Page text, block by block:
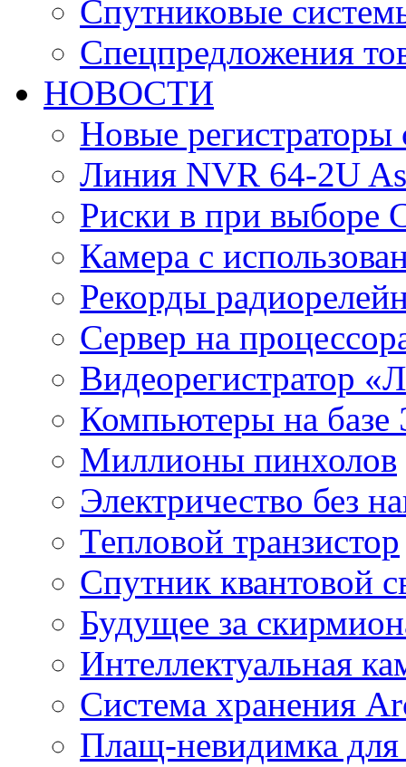
Спутниковые
Спецпредложения
НОВОСТИ
Новые регистраторы
Линия NVR 64-2U
Риски в при выборе
Камера с
Рекорды
Сервер на
Видеорегистратор
Компьютеры на базе
Миллионы пинхолов
Электричество без
Тепловой транзистор
Спутник квантовой
Будущее за
Интеллектуальная
Система хранения
Плащ-невидимка